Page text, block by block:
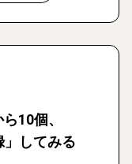
10個、
してみる